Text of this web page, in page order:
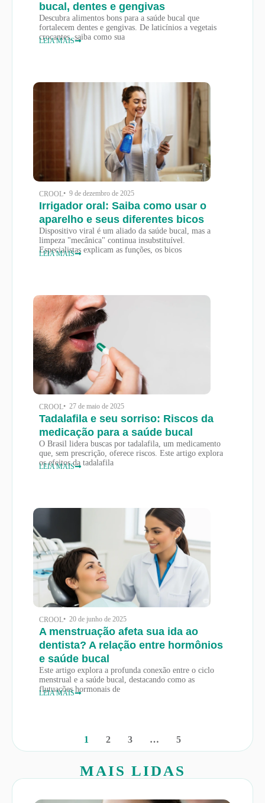
bucal, dentes e gengivas
Descubra alimentos bons para a saúde bucal que
fortalecem dentes e gengivas. De laticínios a vegetais
crocantes, saiba como sua
LEIA MAIS
CROOL• 9 de dezembro de 2025
Irrigador oral: Saiba como usar o
aparelho e seus diferentes bicos
Dispositivo viral é um aliado da saúde bucal, mas a
limpeza "mecânica" continua insubstituível.
Especialistas explicam as funções, os bicos
LEIA MAIS
CROOL• 27 de maio de 2025
Tadalafila e seu sorriso: Riscos da
medicação para a saúde bucal
O Brasil lidera buscas por tadalafila, um medicamento
que, sem prescrição, oferece riscos. Este artigo explora
os efeitos da tadalafila
LEIA MAIS
CROOL• 20 de junho de 2025
A menstruação afeta sua ida ao
dentista? A relação entre hormônios
e saúde bucal
Este artigo explora a profunda conexão entre o ciclo
menstrual e a saúde bucal, destacando como as
flutuações hormonais de
LEIA MAIS
1 2 3 … 5
MAIS LIDAS